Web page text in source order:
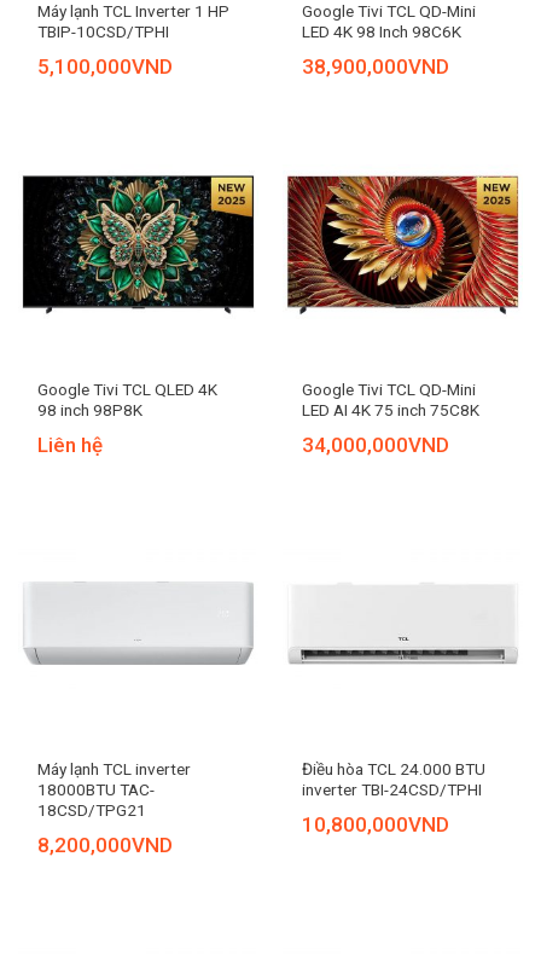
Máy lạnh TCL Inverter 1 HP
TBIP-10CSD/TPHI
5,100,000VND
Google Tivi TCL QD-Mini
LED 4K 98 Inch 98C6K
38,900,000VND
Google Tivi TCL QLED 4K
98 inch 98P8K
Liên hệ
Google Tivi TCL QD-Mini
LED AI 4K 75 inch 75C8K
34,000,000VND
Máy lạnh TCL inverter
18000BTU TAC-
18CSD/TPG21
8,200,000VND
Điều hòa TCL 24.000 BTU
inverter TBI-24CSD/TPHI
10,800,000VND